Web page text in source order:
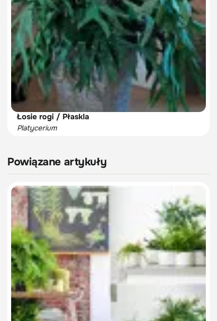
Łosie rogi / Płaskla
Platycerium
Powiązane artykuły